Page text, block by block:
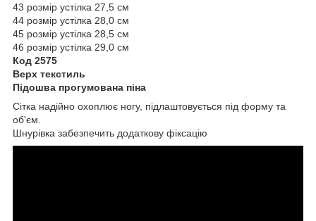
43 розмір устілка 27,5 см
44 розмір устілка 28,0 см
45 розмір устілка 28,5 см
46 розмір устілка 29,0 см
Код 2575
Верх текстиль
Підошва прогумована піна
Сітка надійно охоплює ногу, підлаштовується під форму та
об'єм.
Шнурівка забезпечить додаткову фіксацію